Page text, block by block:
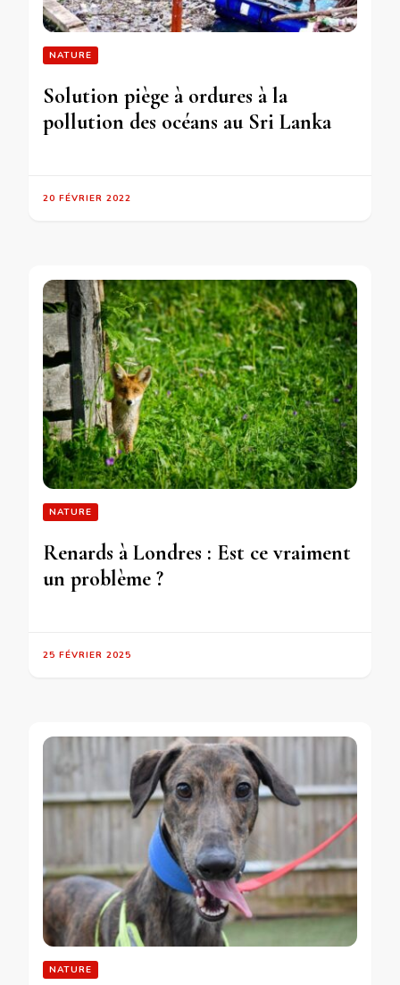
NATURE
Solution piège à ordures à la
pollution des océans au Sri Lanka
20 FÉVRIER 2022
NATURE
Renards à Londres : Est ce vraiment
un problème ?
25 FÉVRIER 2025
NATURE